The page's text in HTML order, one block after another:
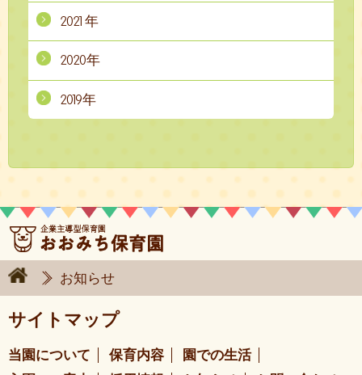
2021年
2020年
2019年
お知らせ
サイトマップ
当園について 保育内容
園での生活